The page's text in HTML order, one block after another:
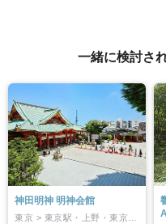
一緒に検討さ
神田明神 明神会館
東京 > 東京駅・上野・東京東部